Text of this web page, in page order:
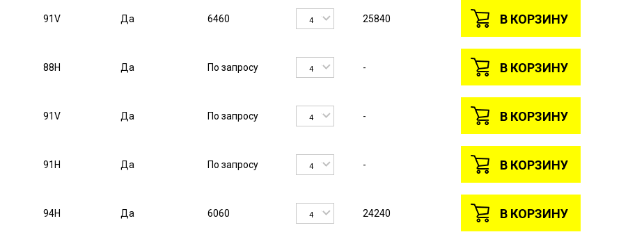
91V Да 6460 4 25840 В КОРЗИНУ
88H Да По запросу 4 - В КОРЗИНУ
91V Да По запросу 4 - В КОРЗИНУ
91H Да По запросу 4 - В КОРЗИНУ
94H Да 6060 4 24240 В КОРЗИНУ